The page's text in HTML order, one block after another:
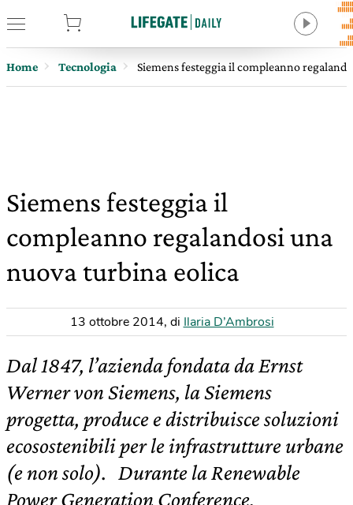
Home Tecnologia Siemens festeggia il compleanno
Siemens festeggia il
compleanno regalandosi una
nuova turbina eolica
13 ottobre 2014, di Ilaria D’Ambrosi
Dal 1847, l’azienda fondata da Ernst
Werner von Siemens, la Siemens
progetta, produce e distribuisce soluzioni
ecosostenibili per le infrastrutture urbane
(e non solo). Durante la Renewable
Power Generation Conference,